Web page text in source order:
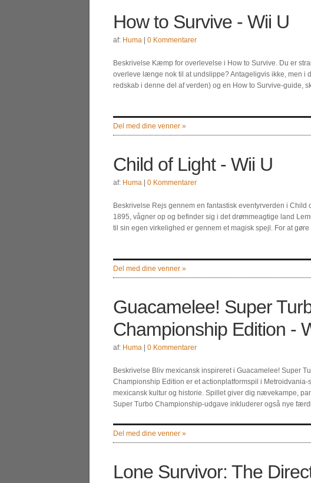
How to Survive - Wii U
af: Huma 0 Kommentarer
Beskrivelse Kæmp for overlevelse i How to Survive. Du er
overleve længe nok til at undslippe? Antageligvis ikke, men i
redskab i denne del af verden) og en How to Survive-guide,
Del med dine venner »
Child of Light - Wii U
af: Huma 0 Kommentarer
Beskrivelse Rejs gennem en fantastisk eventyrverden i
1895, vågner op og befinder sig i det drømmeagtige land
til sin egen virkelighed er gennem et magisk spejl. For at
Del med dine venner »
Guacamelee! Super
Championship Edition -
af: Huma 0 Kommentarer
Beskrivelse Bliv mexicansk inspireret i Guacamelee! Super
Championship Edition er et actionplatformspil i
mexicansk kultur og historie. Spillet giver dig nævekampe,
Super Turbo Championship-udgave inkluderer også nye
Del med dine venner »
Lone Survivor: The